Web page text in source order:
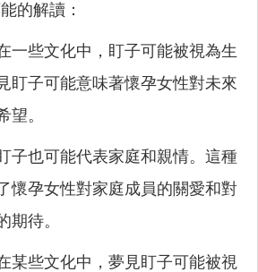
的解讀：
一些文化中，盯子可能被視為生
盯子可能意味著懷孕女性對未來
望。
子也可能代表家庭和親情。這種
懷孕女性對家庭成員的關愛和對
期待。
某些文化中，夢見盯子可能被視